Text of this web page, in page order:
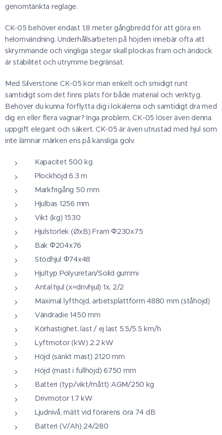
genomtänkta reglage.
CK-05 behöver endast 1,8 meter gångbredd för att göra en
helomvändning. Underhållsarbeten på höjden innebär ofta att
skrymmande och vingliga stegar skall plockas fram och ändock
är stabilitet och utrymme begränsat.
Med Silverstone CK-05 kör man enkelt och smidigt runt
samtidigt som det finns plats för både material och verktyg.
Behöver du kunna förflytta dig i lokalerna och samtidigt dra med
dig en eller flera vagnar? Inga problem, CK-05 löser även denna
uppgift elegant och säkert. CK-05 är även utrustad med hjul som
inte lämnar märken ens på känsliga golv.
Kapacitet 500 kg
Plockhöjd 6.3 m
Markfrigång 50 mm
Hjulbas 1256 mm
Vikt (kg) 1530
Hjulstorlek (ØxB) Fram Φ230x75
Bak Φ204x76
Stödhjul Φ74x48
Hjultyp Polyuretan/Solid gummi
Antal hjul (x=drivhjul) 1x, 2/2
Maximal lyfthöjd, arbetsplattform 4880 mm (ståhöjd)
Vändradie 1450 mm
Körhastighet, last / ej last 5.5/5.5 km/h
Lyftmotor (kW) 2.2 kW
Höjd (sänkt mast) 2120 mm
Höjd (mast i fullhöjd) 6750 mm
Batteri (typ/vikt/mått) AGM/250 kg
Drivmotor 1.7 kW
Ljudnivå, mätt vid förarens öra 74 dB
Batteri (V/Ah) 24/280